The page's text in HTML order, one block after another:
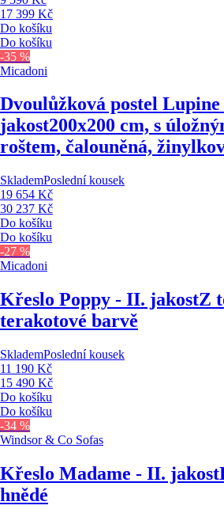
17 399 Kč
Do košíku
Do košíku
-35 %
Micadoni
Dvoulůžková postel
jakost200x200 cm, s
roštem, čalouněná,
SklademPoslední kousek
19 654 Kč
30 237 Kč
Do košíku
Do košíku
-27 %
Micadoni
Křeslo Poppy - II. jakostZ
terakotové barvě
SklademPoslední kousek
11 190 Kč
15 490 Kč
Do košíku
Do košíku
-34 %
Windsor & Co Sofas
Křeslo Madame - II. jakost
hnědé